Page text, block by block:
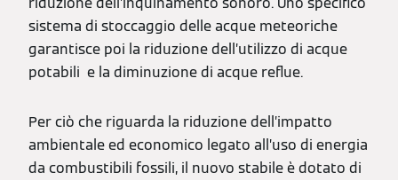
sistema di stoccaggio delle acque meteoriche
garantisce poi la riduzione dell’utilizzo di acque
potabili e la diminuzione di acque reflue.
Per ciò che riguarda la riduzione dell’impatto
ambientale ed economico legato all’uso di energia
da combustibili fossili, il nuovo stabile è dotato di